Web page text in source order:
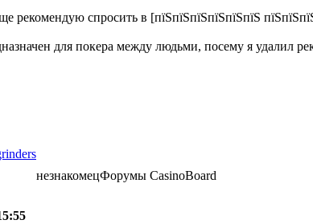
спросить в [пїЅпїЅпїЅпїЅпїЅпїЅ
для покера между людьми, посему я удалил
незнакомецФорумы CasinoBoard